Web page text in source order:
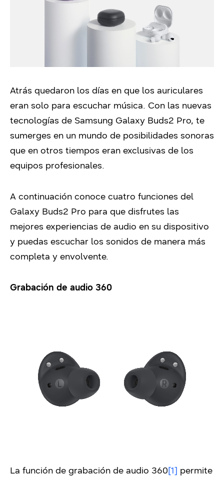
Atrás quedaron los días en que los auriculares
eran solo para escuchar música. Con las nuevas
tecnologías de Samsung Galaxy Buds2 Pro, te
sumerges en un mundo de posibilidades sonoras
que en otros tiempos eran exclusivas de los
equipos profesionales.
A continuación conoce cuatro funciones del
Galaxy Buds2 Pro para que disfrutes las
mejores experiencias de audio en su dispositivo
y puedas escuchar los sonidos de manera más
completa y envolvente.
Grabación de audio 360
La función de grabación de audio 360[1] permite